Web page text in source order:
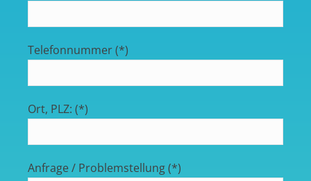
Telefonnummer (*)
Ort, PLZ: (*)
Anfrage / Problemstellung (*)